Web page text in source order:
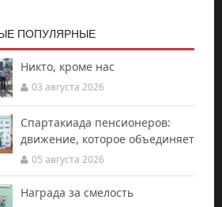
ПОПУЛЯРНЫЕ
Никто, кроме нас
03 августа 2026
Спартакиада пенсионеров:
движение, которое объединяет
05 августа 2026
Награда за смелость